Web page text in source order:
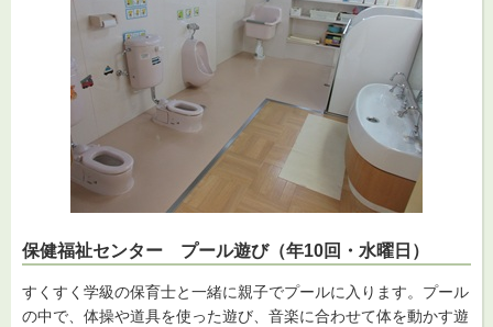
保健福祉センター プール遊び（年10回・水曜日）
すくすく学級の保育士と一緒に親子でプールに入ります。プール
の中で、体操や道具を使った遊び、音楽に合わせて体を動かす遊